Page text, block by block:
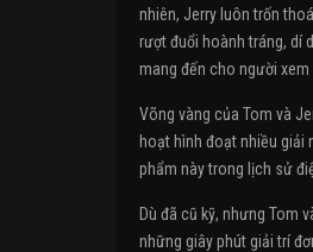
nhiên, Jerry luôn trốn
rượt đuổi hoành tráng, dí
mang đến cho người
Võng vàng của Tom và
hoạt hình đoạt nhiều giải
phẩm này trong lịch sử
Dù đã cũ kỹ, nhưng Tom
những giây phút giải trí